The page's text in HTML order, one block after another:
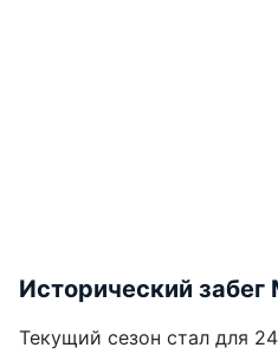
Исторический
Текущий сезон стал для